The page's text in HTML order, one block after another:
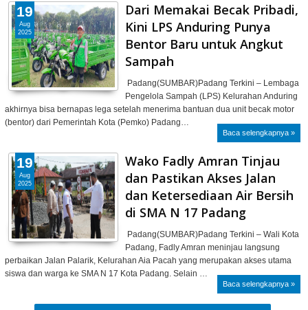
Dari Memakai Becak Pribadi,
Kini LPS Anduring Punya
Bentor Baru untuk Angkut
Sampah
Padang(SUMBAR)Padang Terkini – Lembaga
Pengelola Sampah (LPS) Kelurahan Anduring
akhirnya bisa bernapas lega setelah menerima bantuan dua unit becak motor
(bentor) dari Pemerintah Kota (Pemko) Padang…
Baca selengkapnya »
19
Aug
2025
Wako Fadly Amran Tinjau
dan Pastikan Akses Jalan
dan Ketersediaan Air Bersih
di SMA N 17 Padang
Padang(SUMBAR)Padang Terkini – Wali Kota
Padang, Fadly Amran meninjau langsung
perbaikan Jalan Palarik, Kelurahan Aia Pacah yang merupakan akses utama
siswa dan warga ke SMA N 17 Kota Padang. Selain …
Baca selengkapnya »
19
Aug
2025